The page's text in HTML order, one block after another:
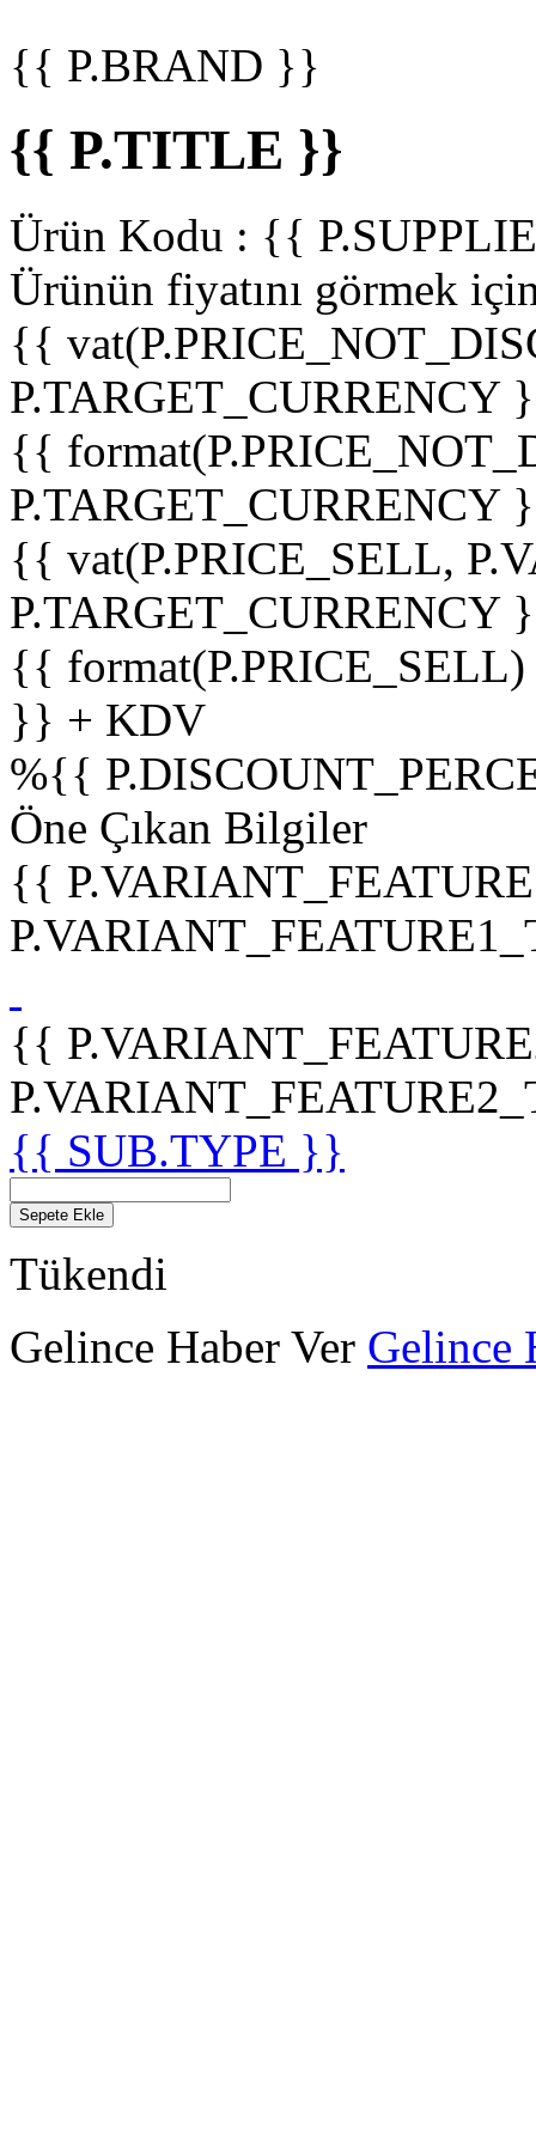
{{ P.BRAND }}
{{ P.TITLE }}
Ürün Kodu : {{
Ürünün fiyatını görmek
{{
P.TARGET_CURRENCY
{{
P.TARGET_CURRENCY
{{ vat(P.PRICE_SELL,
P.TARGET_CURRENCY
{{
}} + KDV
%{{
Öne Çıkan Bilgiler
{{
{{
{{ SUB.TYPE }}
Sepete Ekle
Tükendi
Gelince Haber Ver Gelince